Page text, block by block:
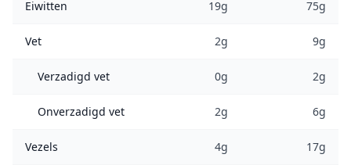
Eiwitten 19g 75g
Vet 2g 9g
Verzadigd vet 0g 2g
Onverzadigd vet 2g 6g
Vezels 4g 17g